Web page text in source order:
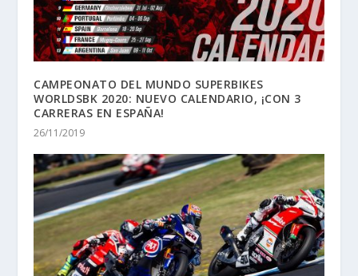
CAMPEONATO DEL MUNDO SUPERBIKES
WORLDSBK 2020: NUEVO CALENDARIO, ¡CON 3
CARRERAS EN ESPAÑA!
26/11/2019